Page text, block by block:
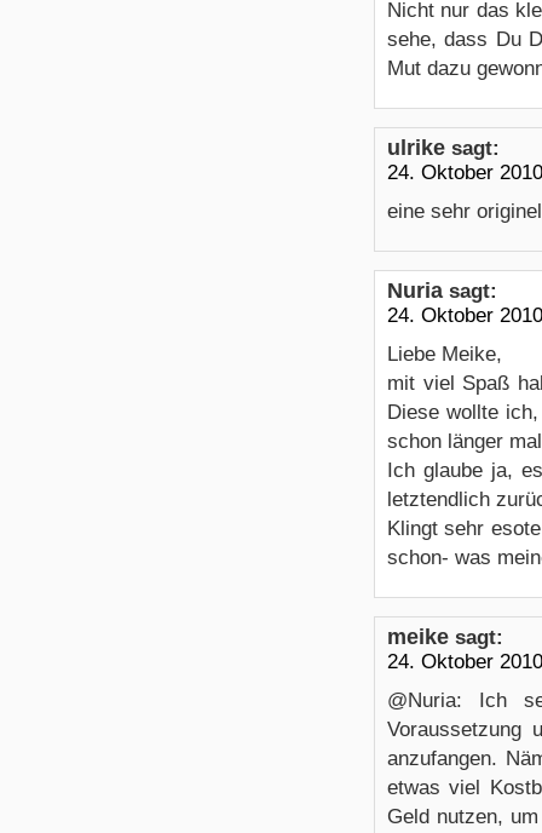
Nicht nur das
sehe, dass Du
Mut dazu
ulrike sagt:
24. Oktober
eine sehr
Nuria sagt:
24. Oktober
Liebe Meike,
mit viel Spaß
Diese wollte
schon länger
Ich glaube ja,
letztendlich
Klingt sehr
schon- was
meike sagt:
24. Oktober
@Nuria: Ich
Voraussetzung
anzufangen.
etwas viel
Geld nutzen,